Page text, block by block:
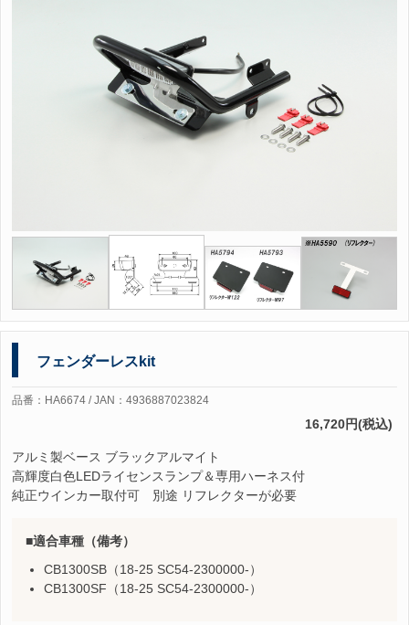
フェンダーレスkit
品番：HA6674 / JAN：4936887023824
16,720円(税込)
アルミ製ベース ブラックアルマイト
高輝度白色LEDライセンスランプ＆専用ハーネス付
純正ウインカー取付可 別途 リフレクターが必要
適合車種（備考）
CB1300SB（18-25 SC54-2300000-）
CB1300SF（18-25 SC54-2300000-）